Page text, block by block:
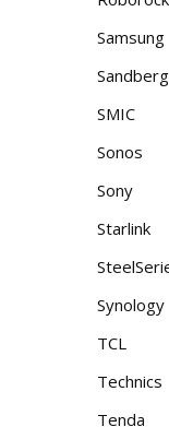
Samsung
Sandberg
SMIC
Sonos
Sony
Starlink
Synology
TCL
Technics
Tenda